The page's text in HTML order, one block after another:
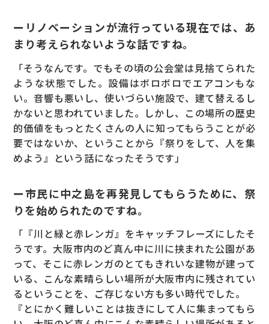
ーリノベーションが流行っている現在では、あ
まり考えられないような話ですね。
「そうなんです。でもその頃の公会堂は見捨てられた
ような状態でした。設備はボロボロでエアコンもな
い。音響も悪いし、使いづらい施設で、建て替えるし
かないと思われていました。しかし、この場所の歴史
的価値をもっとたくさんの人に知ってもらうことが必
要ではないか、ということから『祭りをして、人を集
めよう』という話になったそうです」
ー市民に中之島を再発見してもらうために、祭
りを始められたのですね。
「『川と緑と赤レンガ』をキャッチフレーズにしたそ
うです。大阪市内のど真ん中に川に挟まれた公園があ
って、そこに赤レンガのとてもきれいな建物が建って
いる、こんな素晴らしい場所が大阪市内に残されてい
るということを、ご存じない方も多い時代でした。
『とにかく難しいことは抜きにして人に集まってもら